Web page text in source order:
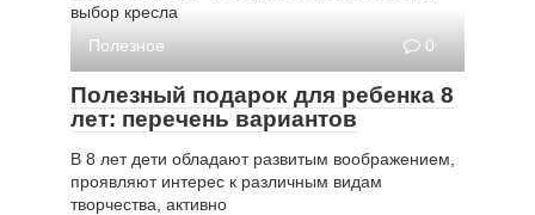
выбор кресла
Полезное
0
Полезный подарок для ребенка 8
лет: перечень вариантов
В 8 лет дети обладают развитым воображением,
проявляют интерес к различным видам
творчества, активно